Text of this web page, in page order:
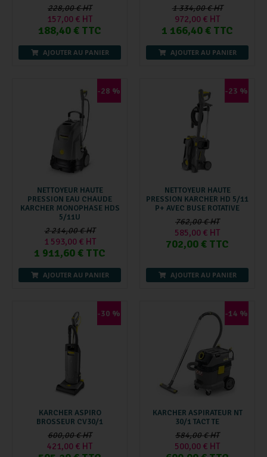
228,00 € HT
157,00 € HT
188,40 € TTC
AJOUTER AU PANIER
1 334,00 € HT
972,00 € HT
1 166,40 € TTC
AJOUTER AU PANIER
-28 %
NETTOYEUR HAUTE
PRESSION EAU CHAUDE
KARCHER MONOPHASE HDS
5/11U
2 214,00 € HT
1 593,00 € HT
1 911,60 € TTC
AJOUTER AU PANIER
-23 %
NETTOYEUR HAUTE
PRESSION KARCHER HD 5/11
P+ AVEC BUSE ROTATIVE
762,00 € HT
585,00 € HT
702,00 € TTC
AJOUTER AU PANIER
-30 %
KARCHER ASPIRO
BROSSEUR CV30/1
600,00 € HT
421,00 € HT
-14 %
KARCHER ASPIRATEUR NT
30/1 TACT TE
584,00 € HT
500,00 € HT